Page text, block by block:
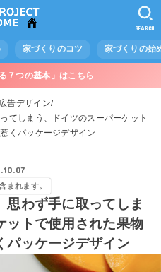
家づくりのコツ 家づくりの始
SEARCH
７つの基本」はこちら
広告デザイン
てしまう、ドイツのスーパーケット
くパッケージデザイン
まれます。
思わず手に取ってしま
ットで使用された果物
パッケージデザイン